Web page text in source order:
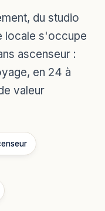
du studio
locale s'occupe
ascenseur :
en 24 à
valeur